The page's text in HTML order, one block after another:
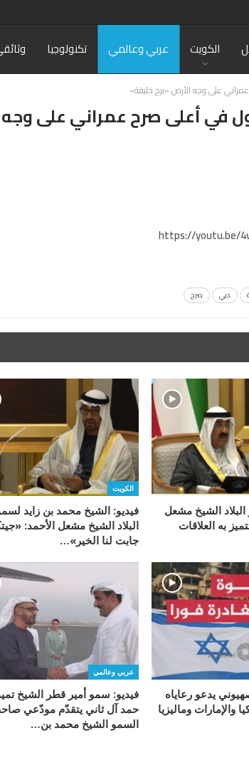
الكويت عربي وعالمي تكنولوجيا
على وجه الأرض «برج خليفة»
في أعلى صرح عمراني على وجه
https://youtu.be/
دبي صرح
الشيخ مشعل
به العلاقات
الكويت
فيديو: الشيخ محمد بن زايد
البلاد الشيخ مشعل الأحمد:
جابت لنا الخير»…
يدعو رعاياه
والإمارات وماليزيا
عربي وعالمي
فيديو: سمو أمير قطر الشيخ
حمد آل ثاني يتقدّم مودّعي
السمو الشيخ محمد بن…